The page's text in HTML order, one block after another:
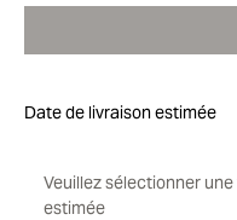
Date de livraison estimée
Veuillez sélectionner
estimée